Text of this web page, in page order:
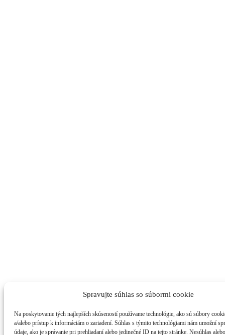
Spravujte súhlas so súbormi cookie
Na poskytovanie tých najlepších skúseností používame technológie, ako sú súbory
a/alebo prístup k informáciám o zariadení. Súhlas s týmito technológiami nám umožní
údaje, ako je správanie pri prehliadaní alebo jedinečné ID na tejto stránke. Nesúhlas